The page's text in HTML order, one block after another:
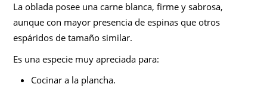
La oblada posee una carne blanca, firme y sabrosa,
aunque con mayor presencia de espinas que otros
espáridos de tamaño similar.
Es una especie muy apreciada para:
Cocinar a la plancha.